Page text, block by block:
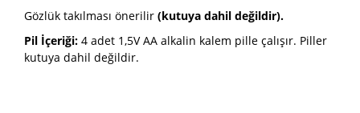
Gözlük takılması önerilir (kutuya dahil değildir).
Pil İçeriği: 4 adet 1,5V AA alkalin kalem pille çalışır. Piller
kutuya dahil değildir.